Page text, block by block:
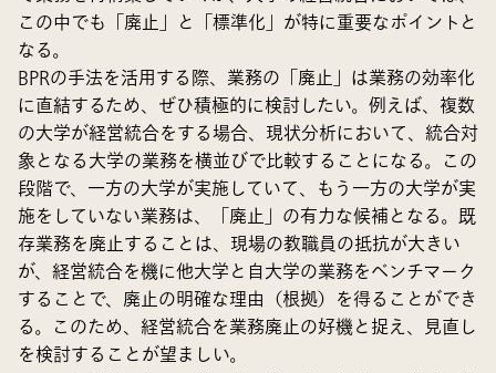
この中でも「廃止」と「標準化」が特に重要なポイントと
なる。
BPRの手法を活用する際、業務の「廃止」は業務の効率化
に直結するため、ぜひ積極的に検討したい。例えば、複数
の大学が経営統合をする場合、現状分析において、統合対
象となる大学の業務を横並びで比較することになる。この
段階で、一方の大学が実施していて、もう一方の大学が実
施をしていない業務は、「廃止」の有力な候補となる。既
存業務を廃止することは、現場の教職員の抵抗が大きい
が、経営統合を機に他大学と自大学の業務をベンチマーク
することで、廃止の明確な理由（根拠）を得ることができ
る。このため、経営統合を業務廃止の好機と捉え、見直し
を検討することが望ましい。